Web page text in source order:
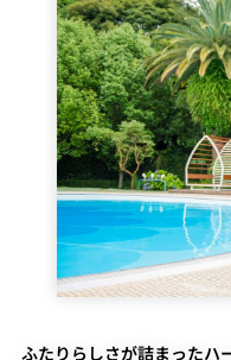
ふたりらしさが詰まったハ